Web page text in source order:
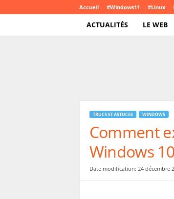
Accueil #Windows11 #Linux
ACTUALITÉS LE WEB
TRUCS ET ASTUCES WINDOWS
Comment
Windows 10
Date modification: 24 décembre